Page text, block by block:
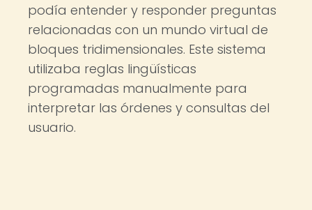
podía entender y responder preguntas
relacionadas con un mundo virtual de
bloques tridimensionales. Este sistema
utilizaba reglas lingüísticas
programadas manualmente para
interpretar las órdenes y consultas del
usuario.